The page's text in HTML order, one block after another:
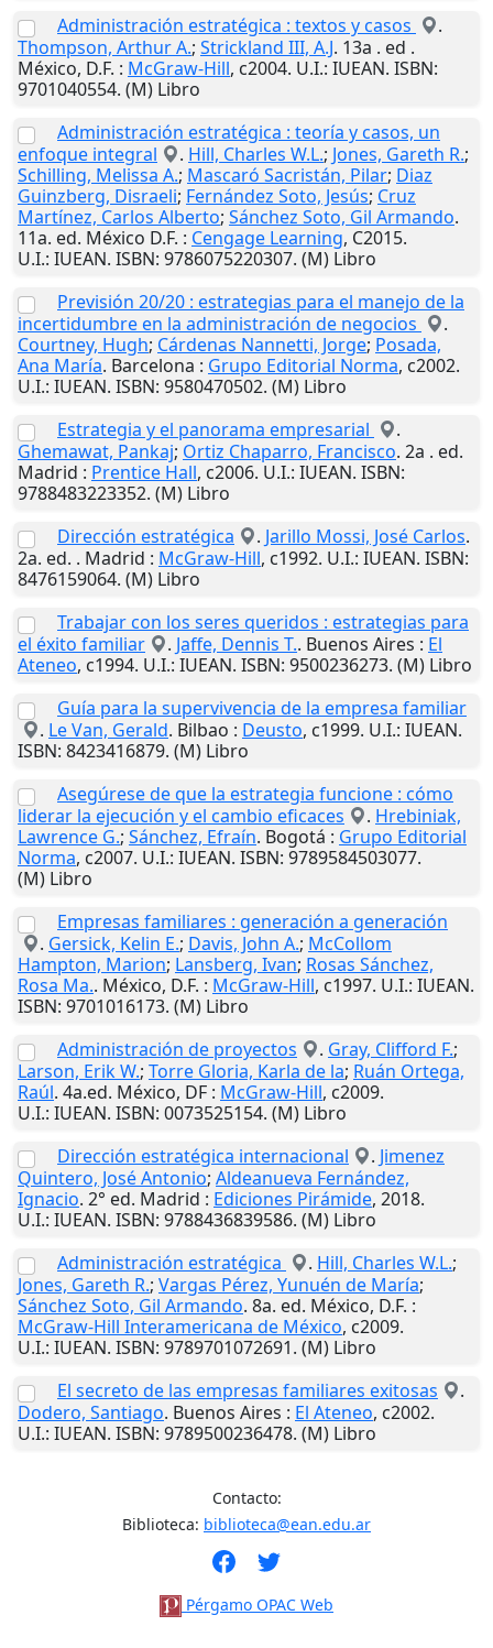
Administración estratégica : textos y casos
.
Thompson, Arthur A.; Strickland III, A.J. 13a . ed .
México, D.F. : McGraw-Hill, c2004. U.I.: IUEAN. ISBN:
9701040554. (M) Libro
Administración estratégica : teoría y casos, un
enfoque integral
. Hill, Charles W.L.; Jones, Gareth R.;
Schilling, Melissa A.; Mascaró Sacristán, Pilar; Diaz
Guinzberg, Disraeli; Fernández Soto, Jesús; Cruz
Martínez, Carlos Alberto; Sánchez Soto, Gil Armando.
11a. ed. México D.F. : Cengage Learning, C2015.
U.I.: IUEAN. ISBN: 9786075220307. (M) Libro
Previsión 20/20 : estrategias para el manejo de la
incertidumbre en la administración de negocios
.
Courtney, Hugh; Cárdenas Nannetti, Jorge; Posada,
Ana María. Barcelona : Grupo Editorial Norma, c2002.
U.I.: IUEAN. ISBN: 9580470502. (M) Libro
Estrategia y el panorama empresarial
.
Ghemawat, Pankaj; Ortiz Chaparro, Francisco. 2a . ed.
Madrid : Prentice Hall, c2006. U.I.: IUEAN. ISBN:
9788483223352. (M) Libro
Dirección estratégica
. Jarillo Mossi, José Carlos.
2a. ed. . Madrid : McGraw-Hill, c1992. U.I.: IUEAN. ISBN:
8476159064. (M) Libro
Trabajar con los seres queridos : estrategias para
el éxito familiar
. Jaffe, Dennis T.. Buenos Aires : El
Ateneo, c1994. U.I.: IUEAN. ISBN: 9500236273. (M) Libro
Guía para la supervivencia de la empresa familiar
. Le Van, Gerald. Bilbao : Deusto, c1999. U.I.: IUEAN.
ISBN: 8423416879. (M) Libro
Asegúrese de que la estrategia funcione : cómo
liderar la ejecución y el cambio eficaces
. Hrebiniak,
Lawrence G.; Sánchez, Efraín. Bogotá : Grupo Editorial
Norma, c2007. U.I.: IUEAN. ISBN: 9789584503077.
(M) Libro
Empresas familiares : generación a generación
. Gersick, Kelin E.; Davis, John A.; McCollom
Hampton, Marion; Lansberg, Ivan; Rosas Sánchez,
Rosa Ma.. México, D.F. : McGraw-Hill, c1997. U.I.: IUEAN.
ISBN: 9701016173. (M) Libro
Administración de proyectos
. Gray, Clifford F.;
Larson, Erik W.; Torre Gloria, Karla de la; Ruán Ortega,
Raúl. 4a.ed. México, DF : McGraw-Hill, c2009.
U.I.: IUEAN. ISBN: 0073525154. (M) Libro
Dirección estratégica internacional
. Jimenez
Quintero, José Antonio; Aldeanueva Fernández,
Ignacio. 2° ed. Madrid : Ediciones Pirámide, 2018.
U.I.: IUEAN. ISBN: 9788436839586. (M) Libro
Administración estratégica
. Hill, Charles W.L.;
Jones, Gareth R.; Vargas Pérez, Yunuén de María;
Sánchez Soto, Gil Armando. 8a. ed. México, D.F. :
McGraw-Hill Interamericana de México, c2009.
U.I.: IUEAN. ISBN: 9789701072691. (M) Libro
El secreto de las empresas familiares exitosas
.
Dodero, Santiago. Buenos Aires : El Ateneo, c2002.
U.I.: IUEAN. ISBN: 9789500236478. (M) Libro
Contacto:
Biblioteca: biblioteca@ean.edu.ar
Pérgamo OPAC Web